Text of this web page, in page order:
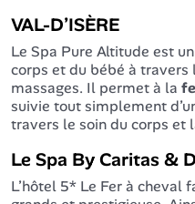
VAL-D’ISÈRE
Le Spa Pure Altitude est
corps et du bébé à
massages. Il permet à la
suivie tout simplement
travers le soin du corps et
Le Spa By Caritas &
L’hôtel 5* Le Fer à cheval